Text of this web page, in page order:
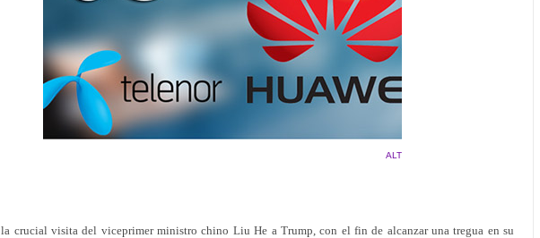
ALT
crucial visita del viceprimer ministro chino Liu He a Trump, con el fin de alcanzar una tregua en su